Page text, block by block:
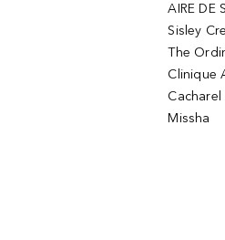
AIRE DE
Sisley
The
Clinique
Missha